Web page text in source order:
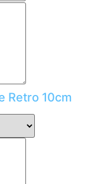
Retro 10cm